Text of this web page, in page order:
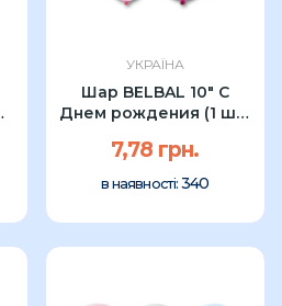
УКРАЇНА
Шар BELBAL 10" С
Днем рождения (1 шт)
7,78 грн.
в наявності: 340